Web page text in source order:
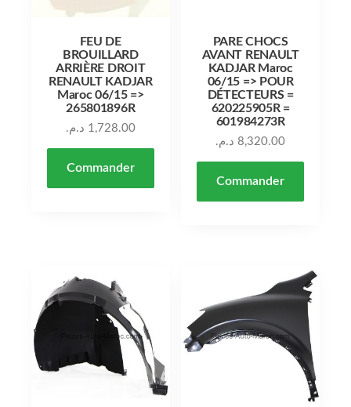
FEU DE
BROUILLARD
ARRIÈRE DROIT
RENAULT KADJAR
Maroc 06/15 =>
265801896R
1,728.00 د.م.
Commander
PARE CHOCS
AVANT RENAULT
KADJAR Maroc
06/15 => POUR
DÉTECTEURS =
620225905R =
601984273R
8,320.00 د.م.
Commander